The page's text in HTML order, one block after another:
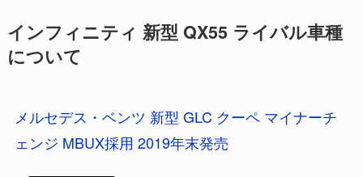
インフィニティ 新型 QX55 ライバル車種
について
メルセデス・ベンツ 新型 GLC クーペ マイナーチ
ェンジ MBUX採用 2019年末発売